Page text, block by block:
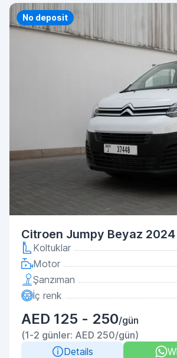
Priority
No deposit
Citroen Jumpy Beyaz 2024
Koltuklar
Motor
Şanzıman
İç renk
AED 125 - 250/gün
(1-2 günler: AED 250/gün)
Details